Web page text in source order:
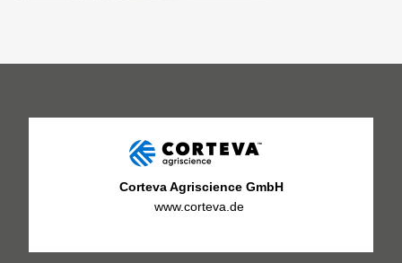
Corteva Agriscience GmbH
www.corteva.de